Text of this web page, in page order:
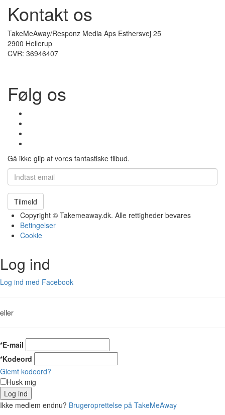
Kontakt os
TakeMeAway/Responz Media Aps Esthersvej 25
2900 Hellerup
CVR: 36946407
Følg os
Gå ikke glip af vores fantastiske tilbud.
Tilmeld
Copyright © Takemeaway.dk. Alle rettigheder bevares
Betingelser
Cookie
Log ind
Log ind med Facebook
eller
*E-mail
*Kodeord
Glemt kodeord?
Husk mig
Log ind
Ikke medlem endnu? Brugeroprettelse på TakeMeAway